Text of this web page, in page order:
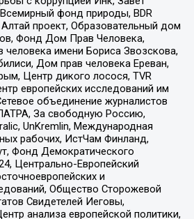
Всемирный фонд природы, BDR
проект, Образовательный дом
Фонд Дом Прав Человека,
человека имени Бориса Звозскова,
Дом прав человека Ереван,
Центр дикого лосося, TVR
европейских исследований им
объединение журналистов
За свободную Россию,
UnKremlin, Международная
рабочих, ИстЧам Финланд,
Фонд Демократического
Центрально-Европейский
и
Общество Сторожевой
Свидетелей Иеговы,
анализа европейской политики,